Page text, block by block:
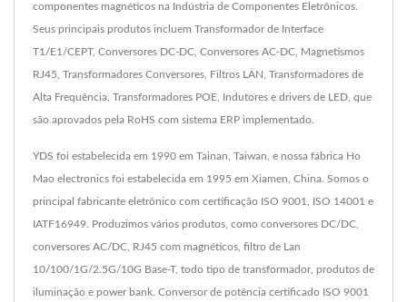
componentes magnéticos na Indústria de Componentes Eletrônicos.
Seus principais produtos incluem Transformador de Interface
T1/E1/CEPT, Conversores DC-DC, Conversores AC-DC, Magnetismos
RJ45, Transformadores Conversores, Filtros LAN, Transformadores de
Alta Frequência, Transformadores POE, Indutores e drivers de LED, que
são aprovados pela RoHS com sistema ERP implementado.
YDS foi estabelecida em 1990 em Tainan, Taiwan, e nossa fábrica Ho
Mao electronics foi estabelecida em 1995 em Xiamen, China. Somos o
principal fabricante eletrônico com certificação ISO 9001, ISO 14001 e
IATF16949. Produzimos vários produtos, como conversores DC/DC,
conversores AC/DC, RJ45 com magnéticos, filtro de Lan
10/100/1G/2.5G/10G Base-T, todo tipo de transformador, produtos de
iluminação e power bank. Conversor de potência certificado ISO 9001